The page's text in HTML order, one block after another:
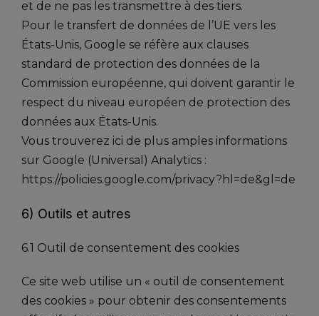
et de ne pas les transmettre à des tiers.
Pour le transfert de données de l’UE vers les
États-Unis, Google se réfère aux clauses
standard de protection des données de la
Commission européenne, qui doivent garantir le
respect du niveau européen de protection des
données aux États-Unis.
Vous trouverez ici de plus amples informations
sur Google (Universal) Analytics :
https://policies.google.com/privacy?hl=de&gl=de
6) Outils et autres
6.1 Outil de consentement des cookies
Ce site web utilise un « outil de consentement
des cookies » pour obtenir des consentements